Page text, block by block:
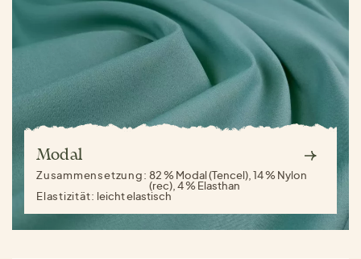
Modal
Zusammensetzung:82 % Modal (Tencel), 14 % Nylon
(rec), 4 % Elasthan
Elastizität: leicht elastisch